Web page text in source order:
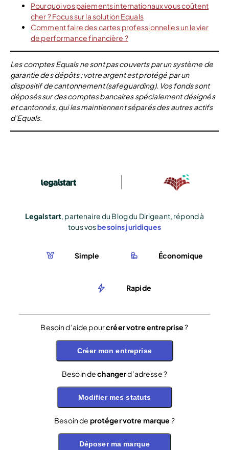
Pourquoi vos paiements internationaux vous coûtent
cher ? Focus sur la solution Equals
Comment faire des cartes professionnelles un levier
de performance financière ?
Les comptes Equals ne sont pas couverts par un système de
garantie des dépôts ; votre argent est protégé par un
dispositif de cantonnement (safeguarding). Vos fonds sont
déposés sur des comptes bancaires spécialement désignés
et cantonnés, qui les maintiennent séparés des autres actifs
d’Equals.
Legalstart, partenaire du Blog du Dirigeant, répond à
tous vosbesoins juridiques
Simple Économique
Rapide
Besoin d’aide pourcréer votre entreprise?
Créer mon entreprise
Besoin dechangerd’adresse ?
Modifier mes statuts
Besoin de protéger votre marque ?
Déposer ma marque